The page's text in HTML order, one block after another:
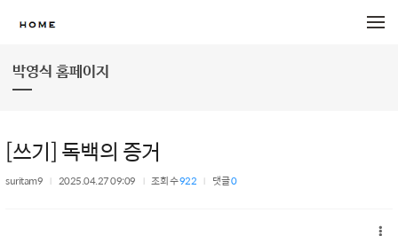
박영식 홈페이지
[쓰기] 독백의 증거
suritam9 2025.04.27 09:09 조회 수922 댓글0